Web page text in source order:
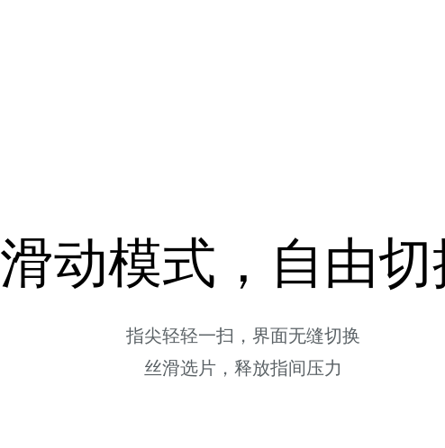
滑动模式，自由切
指尖轻轻一扫，界面无缝切换
丝滑选片，释放指间压力